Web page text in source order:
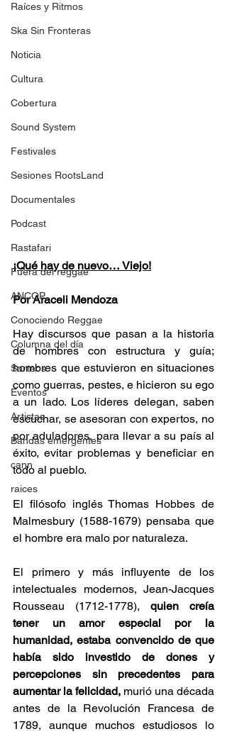
Raíces y Ritmos
Ska Sin Fronteras
Noticia
Cultura
Cobertura
Sound System
Festivales
Sesiones RootsLand
Documentales
Podcast
Rastafari
Fuera del reggae
ANCOP
Conociendo Reggae
Columna del día
Sorteos
Eventos
Artistas
Bandas emergentes
cann
raices
¡Qué hay de nuevo… Viejo!
Por Araceli Mendoza
Hay discursos que pasan a la historia
de hombres con estructura y guía;
hombres que estuvieron en situaciones
como guerras, pestes, e hicieron su ego
a un lado. Los líderes delegan, saben
escuchar, se asesoran con expertos, no
por aduladores, para llevar a su país al
éxito, evitar problemas y beneficiar en
todo al pueblo.
El filósofo inglés Thomas Hobbes de
Malmesbury (1588-1679) pensaba que
el hombre era malo por naturaleza.
El primero y más influyente de los
intelectuales modernos, Jean-Jacques
Rousseau (1712-1778), quien creía
tener un amor especial por la
humanidad, estaba convencido de que
había sido investido de dones y
percepciones sin precedentes para
aumentar la felicidad, murió una década
antes de la Revolución Francesa de
1789, aunque muchos estudiosos lo